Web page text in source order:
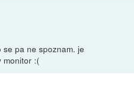
pa ne spoznam. je
monitor :(